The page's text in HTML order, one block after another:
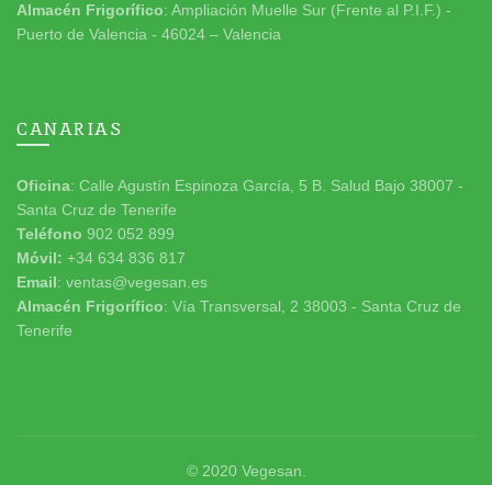
Almacén Frigorífico: Ampliación Muelle Sur (Frente al P.I.F.) -
Puerto de Valencia - 46024 – Valencia
CANARIAS
Oficina: Calle Agustín Espinoza García, 5 B. Salud Bajo 38007 -
Santa Cruz de Tenerife
Teléfono 902 052 899
Móvil: +34 634 836 817
Email: ventas@vegesan.es
Almacén Frigorífico: Vía Transversal, 2 38003 - Santa Cruz de
Tenerife
© 2020 Vegesan